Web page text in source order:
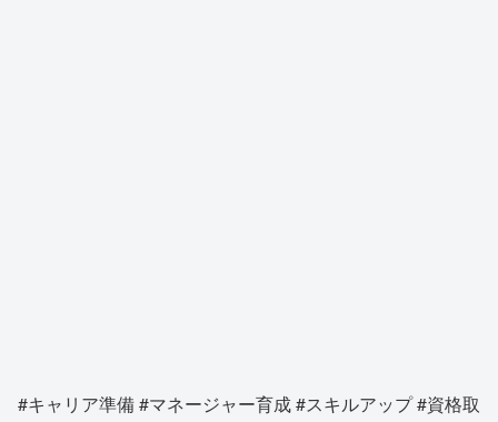
#キャリア準備 #マネージャー育成 #スキルアップ #資格取